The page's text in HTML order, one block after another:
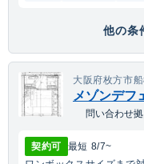
他の条
大阪府枚方市
メゾンデフ
問い合わせ
契約可 最短 8/7~